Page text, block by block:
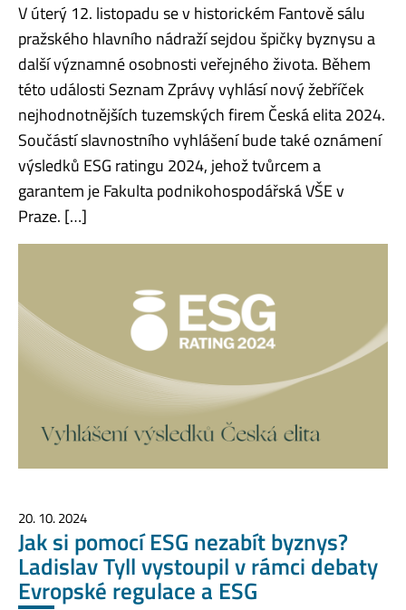
V úterý 12. listopadu se v historickém Fantově sálu
pražského hlavního nádraží sejdou špičky byznysu a
další významné osobnosti veřejného života. Během
této události Seznam Zprávy vyhlásí nový žebříček
nejhodnotnějších tuzemských firem Česká elita 2024.
Součástí slavnostního vyhlášení bude také oznámení
výsledků ESG ratingu 2024, jehož tvůrcem a
garantem je Fakulta podnikohospodářská VŠE v
Praze. […]
20. 10. 2024
Jak si pomocí ESG nezabít byznys?
Ladislav Tyll vystoupil v rámci debaty
Evropské regulace a ESG